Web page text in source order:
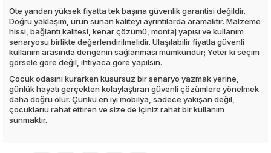
Öte yandan yüksek fiyatta tek başına güvenlik garantisi değildir.
Doğru yaklaşım, ürün sunan kaliteyi ayrıntılarda aramaktır. Malzeme
hissi, bağlantı kalitesi, kenar çözümü, montaj yapısı ve kullanım
senaryosu birlikte değerlendirilmelidir. Ulaşılabilir fiyatla güvenli
kullanım arasında dengenin sağlanması mümkündür; Yeter ki seçim
görsele göre değil, ihtiyaca göre yapılsın.
Çocuk odasını kurarken kusursuz bir senaryo yazmak yerine,
günlük hayatı gerçekten kolaylaştıran güvenli çözümlere yönelmek
daha doğru olur. Çünkü en iyi mobilya, sadece yakışan değil,
çocuklarıu rahat ettiren ve size de içiniz rahat bir kullanım
sunmaktır.